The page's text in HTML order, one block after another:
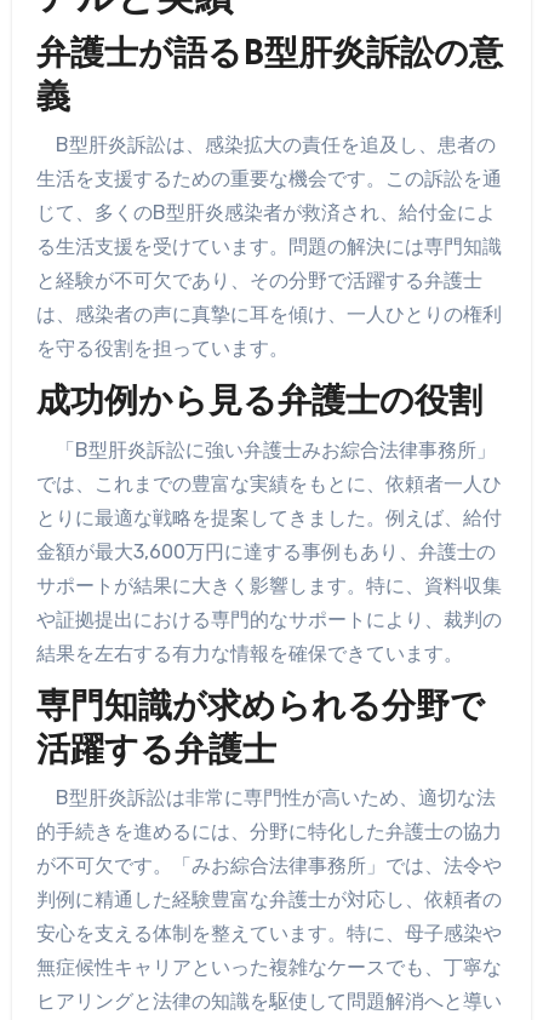
弁護士が語るB型肝炎訴訟の意
義
B型肝炎訴訟は、感染拡大の責任を追及し、患者の
生活を支援するための重要な機会です。この訴訟を通
じて、多くのB型肝炎感染者が救済され、給付金によ
る生活支援を受けています。問題の解決には専門知識
と経験が不可欠であり、その分野で活躍する弁護士
は、感染者の声に真摯に耳を傾け、一人ひとりの権利
を守る役割を担っています。
成功例から見る弁護士の役割
「B型肝炎訴訟に強い弁護士みお綜合法律事務所」
では、これまでの豊富な実績をもとに、依頼者一人ひ
とりに最適な戦略を提案してきました。例えば、給付
金額が最大3,600万円に達する事例もあり、弁護士の
サポートが結果に大きく影響します。特に、資料収集
や証拠提出における専門的なサポートにより、裁判の
結果を左右する有力な情報を確保できています。
専門知識が求められる分野で
活躍する弁護士
B型肝炎訴訟は非常に専門性が高いため、適切な法
的手続きを進めるには、分野に特化した弁護士の協力
が不可欠です。「みお綜合法律事務所」では、法令や
判例に精通した経験豊富な弁護士が対応し、依頼者の
安心を支える体制を整えています。特に、母子感染や
無症候性キャリアといった複雑なケースでも、丁寧な
ヒアリングと法律の知識を駆使して問題解消へと導い